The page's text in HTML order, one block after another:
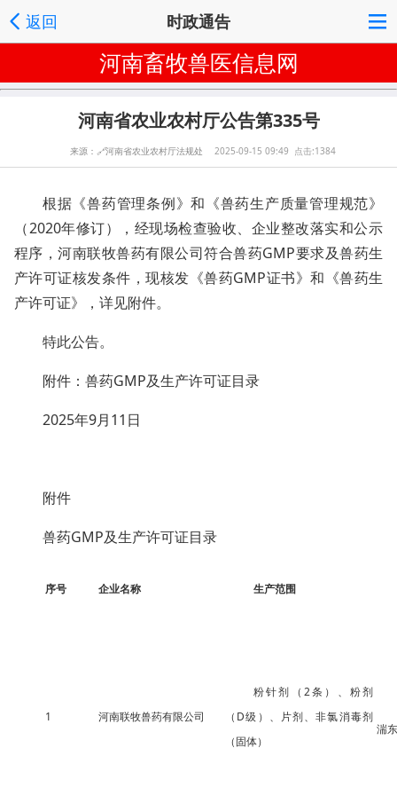
返回 时政通告
河南畜牧兽医信息网
河南省农业农村厅公告第335号
来源： 🔗河南省农业农村厅法规处 2025-09-15 09:49 点击:1384
根据《兽药管理条例》和《兽药生产质量管理规范》
（2020年修订），经现场检查验收、企业整改落实和公示
程序，河南联牧兽药有限公司符合兽药GMP要求及兽药生
产许可证核发条件，现核发《兽药GMP证书》和《兽药生
产许可证》，详见附件。
特此公告。
附件：兽药GMP及生产许可证目录
2025年9月11日
附件
兽药GMP及生产许可证目录
序号 企业名称 生产范围
1 河南联牧兽药有限公司
粉针剂（2条）、粉剂
（D级）、片剂、非氯消毒剂
（固体）
湍